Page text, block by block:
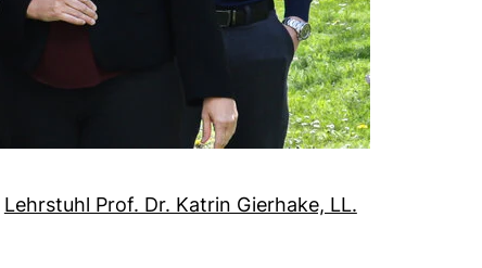
Lehrstuhl Prof. Dr. Katrin Gierhake, LL.